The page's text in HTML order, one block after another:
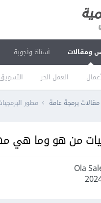
ومقالات
العمل الحر
أسئلة وأجوبة
مقالات برمجة عامة مطور
من هو وما هي